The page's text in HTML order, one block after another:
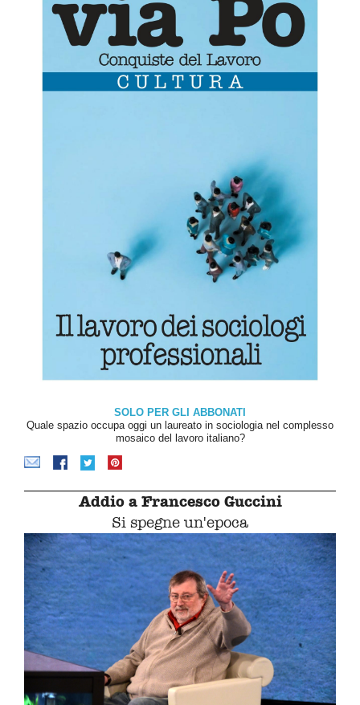
SOLO PER GLI ABBONATI
Quale spazio occupa oggi un laureato in sociologia nel complesso
mosaico del lavoro italiano?
Addio a Francesco Guccini
Si spegne un'epoca